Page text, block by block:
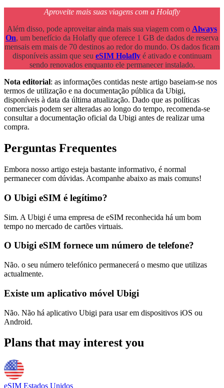
Aproveite mais suas viagens com a Holafly
Além disso, pode aproveitar ainda mais sua viagem com o Always
On, um benefício da Holafly que oferece 1 GB de dados de reserva
mensais em mais de 70 destinos ao redor do mundo. Os dados ficam
disponíveis assim que seu eSIM Holafly é ativado e continuam
sendo renovados enquanto ele permanecer instalado.
Nota editorial: as informações contidas neste artigo baseiam-se nos
termos de utilização e na documentação pública da Ubigi,
disponíveis à data da última atualização. Dado que as políticas
comerciais podem ser alteradas ao longo do tempo, recomenda-se
consultar a documentação oficial da Ubigi antes de realizar uma
compra.
Perguntas Frequentes
Embora nosso artigo esteja bastante informativo, é normal
permanecer com dúvidas. Acompanhe abaixo as mais comuns!
O Ubigi eSIM é legítimo?
Sim. A Ubigi é uma empresa de eSIM reconhecida há um bom
tempo no mercado de cartões virtuais.
O Ubigi eSIM fornece um número de telefone?
Não. o seu número telefónico permanecerá o mesmo que utilizas
actualmente.
Existe um aplicativo móvel Ubigi
Não. Não há aplicativo Ubigi para usar em dispositivos iOS ou
Android.
Plans that may interest you
eSIM Estados Unidos